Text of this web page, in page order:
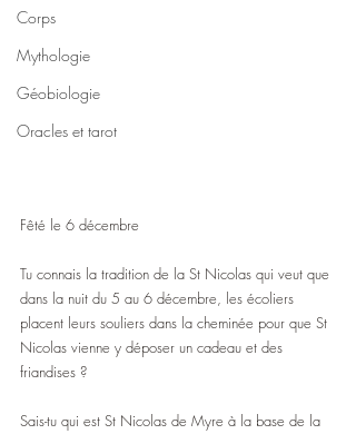
Corps
Mythologie
Géobiologie
Oracles et tarot
Fêté le 6 décembre
Tu connais la tradition de la St Nicolas qui veut que
dans la nuit du 5 au 6 décembre, les écoliers
placent leurs souliers dans la cheminée pour que St
Nicolas vienne y déposer un cadeau et des
friandises ?
Sais-tu qui est St Nicolas de Myre à la base de la